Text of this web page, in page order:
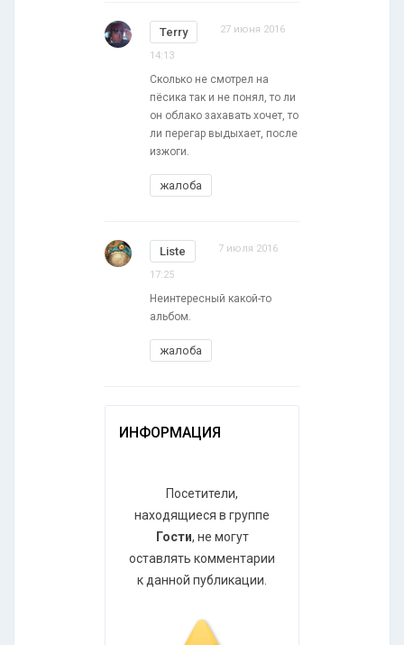
Terry 27 июня 2016
14:13
Сколько не смотрел на
пёсика так и не понял, то ли
он облако захавать хочет, то
ли перегар выдыхает, после
изжоги.
жалоба
Liste 7 июля 2016
17:25
Неинтересный какой-то
альбом.
жалоба
ИНФОРМАЦИЯ
Посетители,
находящиеся в группе
Гости, не могут
оставлять комментарии
к данной публикации.